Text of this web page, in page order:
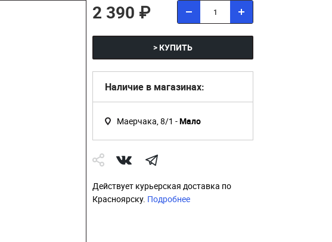
2 390 ₽
> КУПИТЬ
Наличие в магазинах:
Маерчака, 8/1 -Мало
Действует курьерская доставка по
Красноярску. Подробнее